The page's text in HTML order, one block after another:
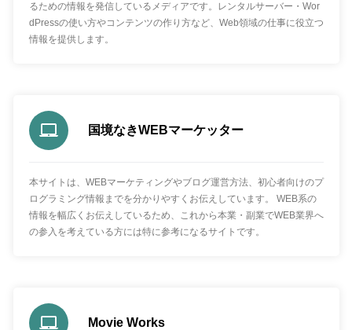
るための情報を発信しているメディアです。レンタルサーバー・Wor
dPressの使い方やコンテンツの作り方など、Web領域の仕事に役立つ
情報を提供します。
国境なきWEBマーケッター
本サイトは、WEBマーケティングやブログ運営方法、初心者向けのプ
ログラミング情報までを分かりやすくお伝えしています。 WEB系の
情報を幅広くお伝えしているため、これから本業・副業でWEB業界へ
の参入を考えている方には特に参考になるサイトです。
Movie Works